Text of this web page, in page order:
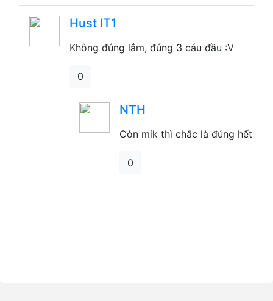
Hust IT1
Không đúng lắm, đúng 3 cáu đầu :V
0
Còn mik thì chắc là đúng hết
0